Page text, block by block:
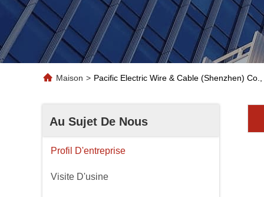
Maison > Pacific Electric Wire & Cable (Shenzhen)
Au Sujet De Nous
Profil D'entreprise
Visite D'usine